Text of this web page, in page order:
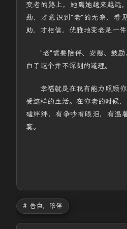
变老的路上，她离她越来越远
劲，才意识到"老"的无奈，看
助，才相信，优雅地变老是一件
"老"需要陪伴、安慰、鼓
白了这个并不深刻的道理。
幸福就是在我有能力照顾
受这样的生活。在你老的时候
磕绊绊，有争吵有眼泪，有温
寞。
# 告白，陪伴